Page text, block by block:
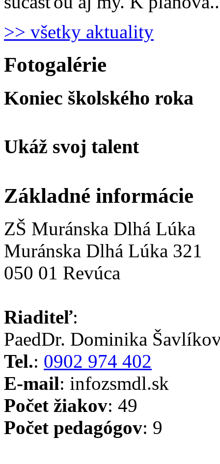
>> všetky aktuality
Fotogalérie
Koniec školského roka
Ukáž svoj talent
Základné informácie
ZŠ Muránska Dlhá Lúka
Muránska Dlhá Lúka 321
050 01 Revúca
Riaditeľ:
PaedDr. Dominika
Tel.: 0902 974 402
E-mail: infozsmdl.sk
Počet žiakov: 49
Počet pedagógov: 9